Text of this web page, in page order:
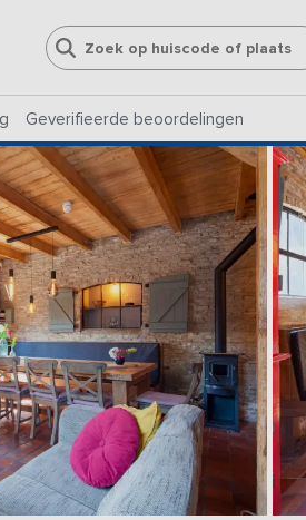
Geverifieerde beoordelingen